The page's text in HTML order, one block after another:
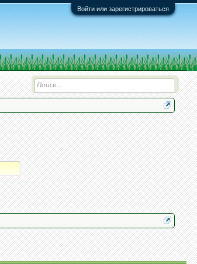
Войти или зарегистрироваться